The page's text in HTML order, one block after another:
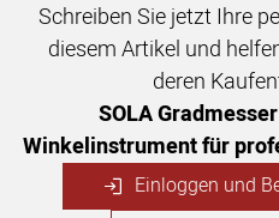
Schreiben Sie jetzt Ihre
diesem Artikel und
deren
SOLA
Winkelinstrument für
Einloggen und